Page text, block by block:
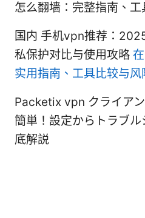
怎么翻墙：完整指南、
国内 手机vpn推荐：
私保护对比与使用攻略
实用指南、工具比较与风
Packetix vpn クライア
簡単！設定からトラブ
底解説